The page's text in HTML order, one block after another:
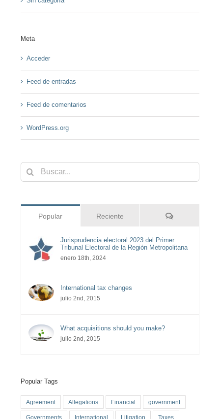
Meta
Acceder
Feed de entradas
Feed de comentarios
WordPress.org
Buscar:
Popular Reciente Comentarios
Jurisprudencia electoral 2023 del Primer
Tribunal Electoral de la Región Metropolitana
enero 18th, 2024
International tax changes
julio 2nd, 2015
What acquisitions should you make?
julio 2nd, 2015
Popular Tags
Agreement Allegations Financial government
Governments International Litigation Taxes